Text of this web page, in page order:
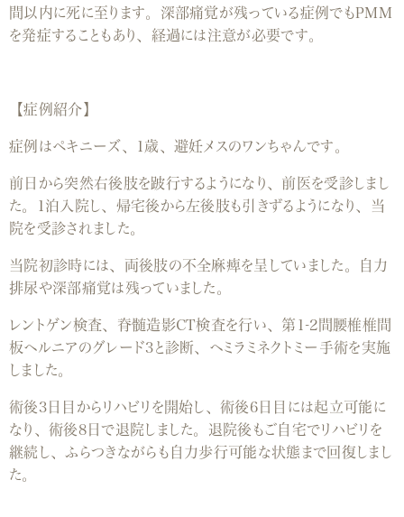
間以内に死に至ります。深部痛覚が残っている症例でもPMM
を発症することもあり、経過には注意が必要です。
【症例紹介】
症例はペキニーズ、1歳、避妊メスのワンちゃんです。
前日から突然右後肢を跛行するようになり、前医を受診しまし
た。1泊入院し、帰宅後から左後肢も引きずるようになり、当
院を受診されました。
当院初診時には、両後肢の不全麻痺を呈していました。自力
排尿や深部痛覚は残っていました。
レントゲン検査、脊髄造影CT検査を行い、第1-2間腰椎椎間
板ヘルニアのグレード3と診断、ヘミラミネクトミー手術を実施
しました。
術後3日目からリハビリを開始し、術後6日目には起立可能に
なり、術後8日で退院しました。退院後もご自宅でリハビリを
継続し、ふらつきながらも自力歩行可能な状態まで回復しまし
た。